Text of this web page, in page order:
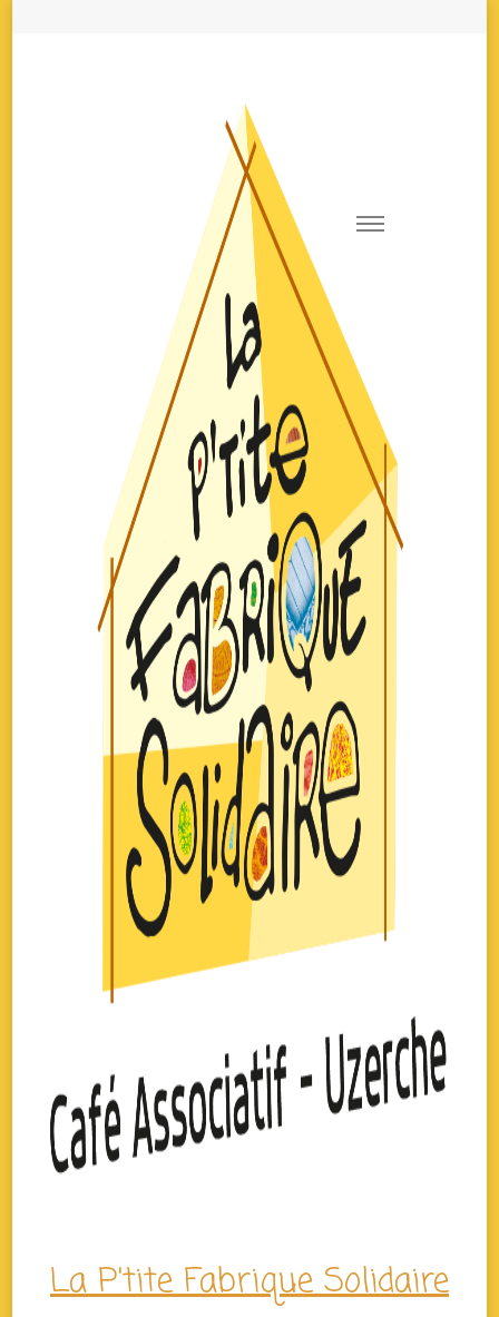
La P'tite Fabrique Solidaire